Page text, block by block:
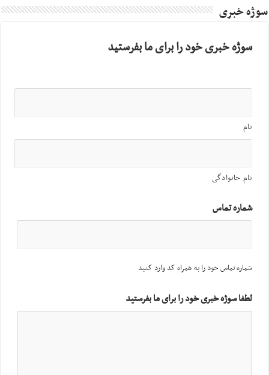
سوژه خبری
سوژه خبری خود را برای ما بفرستید
نام
نام خانوادگی
شماره تماس
شماره تماس خود را به همراه کد وارد کنید
لطفا سوژه خبری خود را برای ما بفرستید